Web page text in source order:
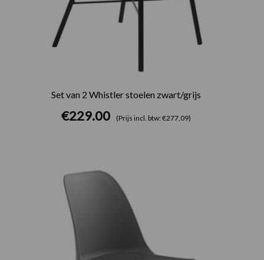
Set van 2 Whistler stoelen zwart/grijs
€229.00 (Prijs incl. btw: €277,09)